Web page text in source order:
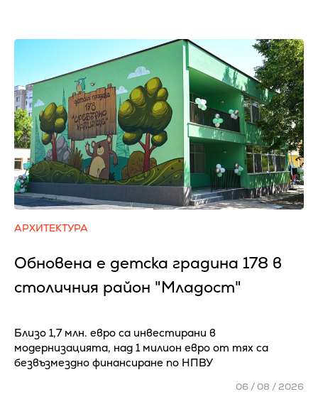
АРХИТЕКТУРА
Обновена е детска градина 178 в
столичния район "Младост"
Близо 1,7 млн. евро са инвестирани в
модернизацията, над 1 милион евро от тях са
безвъзмездно финансиране по НПВУ
06 / 08 / 2026